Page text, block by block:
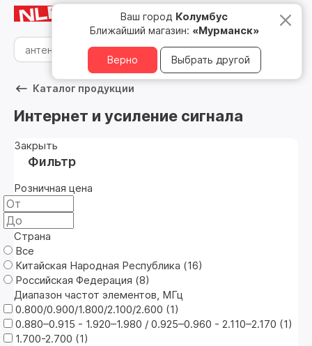
Мурманск
Ваш город Колумбус
Ближайший магазин: «Мурманск»
Верно Выбрать другой
8 800 500 05 15
Каталог продукции
Интернет и усиление сигнала
Закрыть
Фильтр
Розничная цена
Страна
Все
Китайская Народная Республика (16)
Российская Федерация (8)
Диапазон частот элементов, МГц
0.800/0.900/1.800/2.100/2.600 (1)
0.880–0.915 - 1.920–1.980 / 0.925–0.960 - 2.110–2.170 (1)
1.700-2.700 (1)